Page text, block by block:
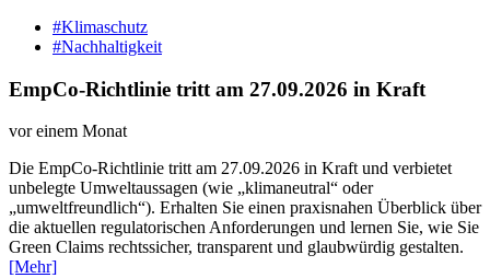
#Klimaschutz
#Nachhaltigkeit
EmpCo-Richtlinie tritt am 27.09.2026 in Kraft
vor einem Monat
Die EmpCo-Richtlinie tritt am 27.09.2026 in Kraft und verbietet
unbelegte Umweltaussagen (wie „klimaneutral“ oder
„umweltfreundlich“). Erhalten Sie einen praxisnahen Überblick über
die aktuellen regulatorischen Anforderungen und lernen Sie, wie Sie
Green Claims rechtssicher, transparent und glaubwürdig gestalten.
[Mehr]